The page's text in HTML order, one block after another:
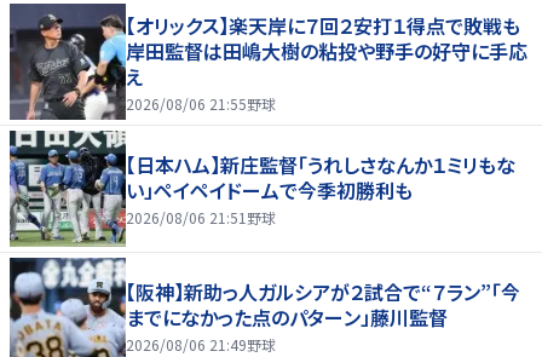
【オリックス】楽天岸に７回２安打１得点で敗戦も
岸田監督は田嶋大樹の粘投や野手の好守に手応
え
2026/08/06 21:55野球
【日本ハム】新庄監督「うれしさなんか１ミリもな
い」ペイペイドームで今季初勝利も
2026/08/06 21:51 野球
【阪神】新助っ人ガルシアが２試合で“７ラン”「今
までになかった点のパターン」藤川監督
2026/08/06 21:49野球